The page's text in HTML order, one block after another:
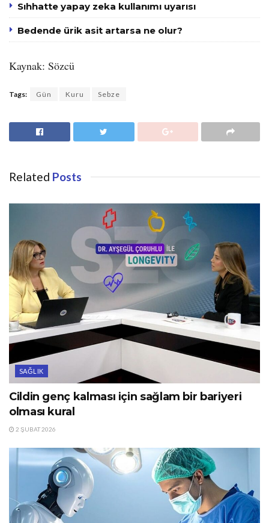
Sıhhatte yapay zeka kullanımı uyarısı
Bedende ürik asit artarsa ne olur?
Kaynak: Sözcü
Tags: Gün Kuru Sebze
Related Posts
SAĞLIK
Cildin genç kalması için sağlam bir bariyeri
olması kural
2 ŞUBAT 2026